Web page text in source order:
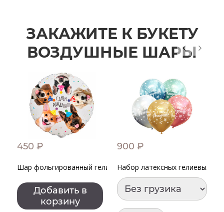
ЗАКАЖИТЕ К БУКЕТУ
ВОЗДУШНЫЕ ШАРЫ
450 ₽
Шар фольгированный гелиевый "С днем рождения!"
Добавить в
корзину
900 ₽
Набор латексных гелиевых